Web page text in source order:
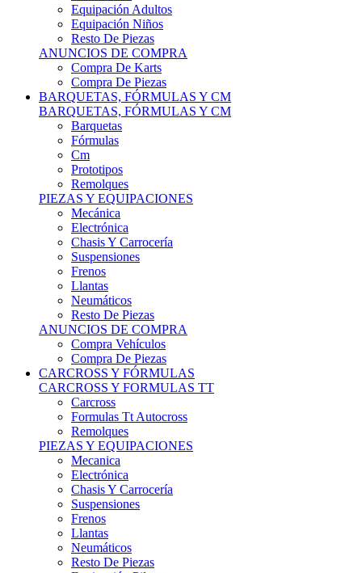
Equipación Adultos
Equipación Niños
Resto De Piezas
ANUNCIOS DE COMPRA
Compra De Karts
Compra De Piezas
BARQUETAS, FÓRMULAS Y CM
BARQUETAS, FÓRMULAS Y CM
Barquetas
Fórmulas
Cm
Prototipos
Remolques
PIEZAS Y EQUIPACIONES
Mecánica
Electrónica
Chasis Y Carrocería
Suspensiones
Frenos
Llantas
Neumáticos
Resto De Piezas
ANUNCIOS DE COMPRA
Compra Vehículos
Compra De Piezas
CARCROSS Y FÓRMULAS
CARCROSS Y FORMULAS TT
Carcross
Formulas Tt Autocross
Remolques
PIEZAS Y EQUIPACIONES
Mecanica
Electrónica
Chasis Y Carrocería
Suspensiones
Frenos
Llantas
Neumáticos
Resto De Piezas